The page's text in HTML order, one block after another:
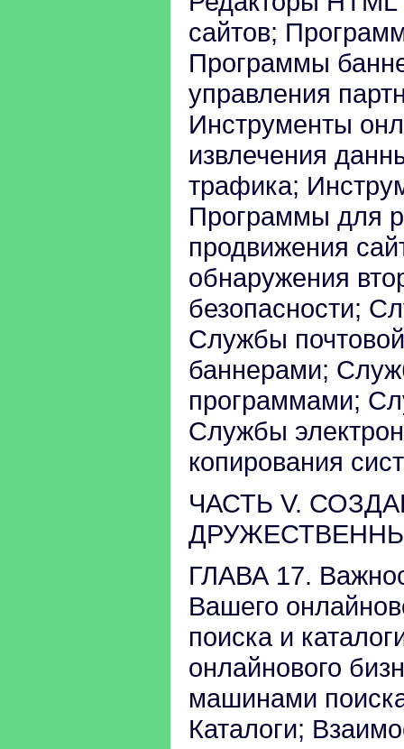
сайтов;
Программы
управления
Инструменты
извлечения
трафика;
Программы для
продвижения
обнаружения
безопасности;
Службы
баннерами;
программами;
Службы
копирования
ЧАСТЬ V.
ГЛАВА 17.
Вашего
поиска и
онлайнового
машинами
Каталоги;